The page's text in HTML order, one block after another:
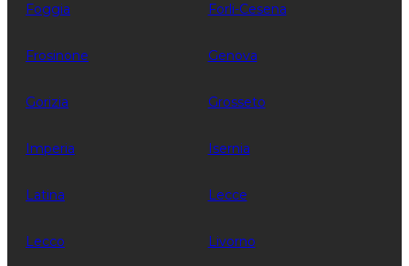
Foggia Forli-Cesena
Frosinone Genova
Gorizia Grosseto
Imperia Isernia
Latina Lecce
Lecco Livorno